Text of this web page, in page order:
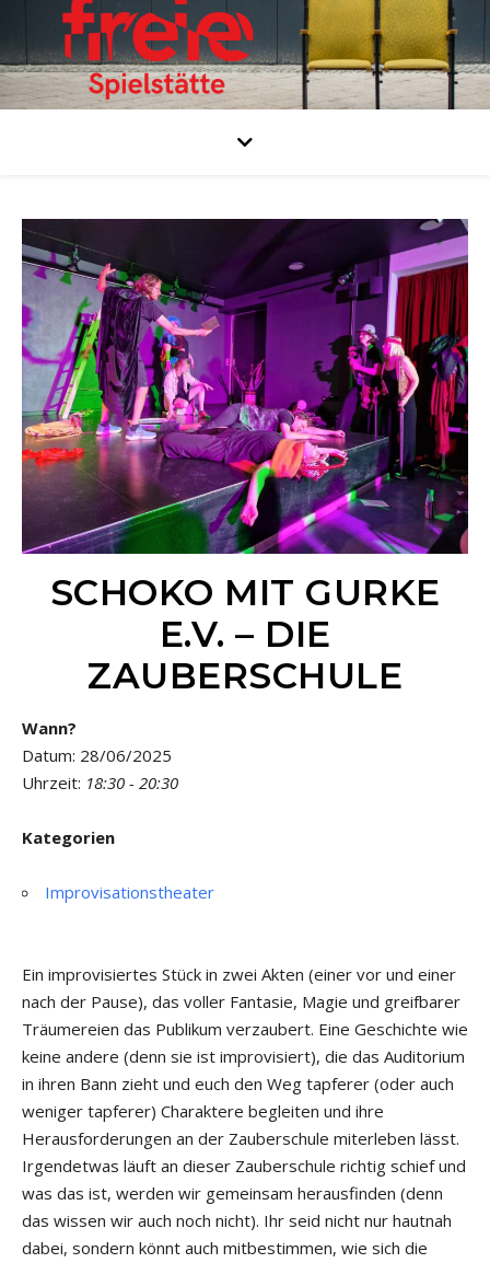
SCHOKO MIT GURKE
E.V. – DIE
ZAUBERSCHULE
Wann?
Datum: 28/06/2025
Uhrzeit: 18:30 - 20:30
Kategorien
Improvisationstheater
Ein improvisiertes Stück in zwei Akten (einer vor und einer
nach der Pause), das voller Fantasie, Magie und greifbarer
Träumereien das Publikum verzaubert. Eine Geschichte wie
keine andere (denn sie ist improvisiert), die das Auditorium
in ihren Bann zieht und euch den Weg tapferer (oder auch
weniger tapferer) Charaktere begleiten und ihre
Herausforderungen an der Zauberschule miterleben lässt.
Irgendetwas läuft an dieser Zauberschule richtig schief und
was das ist, werden wir gemeinsam herausfinden (denn
das wissen wir auch noch nicht). Ihr seid nicht nur hautnah
dabei, sondern könnt auch mitbestimmen, wie sich die